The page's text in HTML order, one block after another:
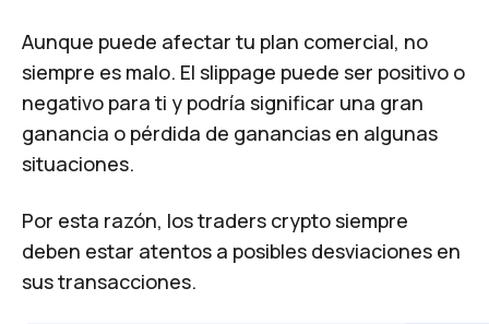
Aunque puede afectar tu plan comercial, no
siempre es malo. El slippage puede ser positivo o
negativo para ti y podría significar una gran
ganancia o pérdida de ganancias en algunas
situaciones.
Por esta razón, los traders crypto siempre
deben estar atentos a posibles desviaciones en
sus transacciones.